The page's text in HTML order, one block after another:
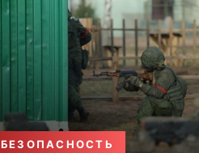
БЕЗОПАСНОСТЬ